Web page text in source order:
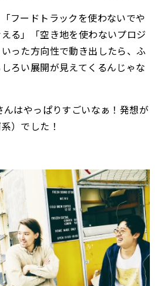
フードトラックを使わないでや
る」「空き地を使わないプロジ
った方向性で動き出したら、ふ
ろい展開が見えてくるんじゃな
はやっぱりすごいなぁ！発想が
）でした！